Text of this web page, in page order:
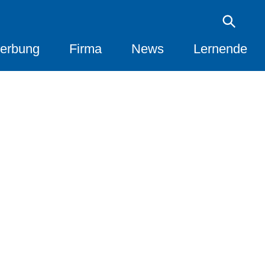
Firma News Lernende